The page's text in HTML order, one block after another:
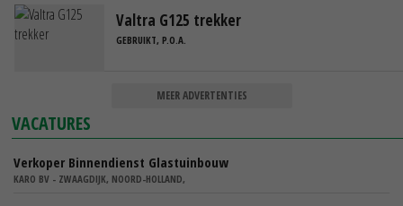
Valtra G125 trekker
GEBRUIKT, P.O.A.
MEER ADVERTENTIES
VACATURES
Verkoper Binnendienst Glastuinbouw
KARO BV - ZWAAGDIJK, NOORD-HOLLAND,